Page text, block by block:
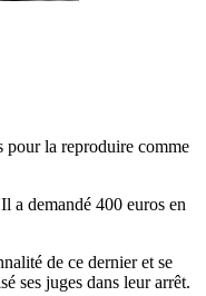
pour la reproduire comme
a demandé 400 euros en
de ce dernier et se
ses juges dans leur arrêt.